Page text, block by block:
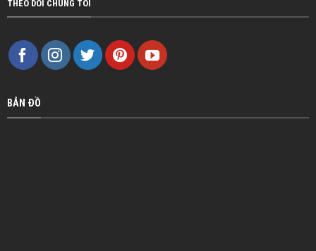
THEO DÕI CHÚNG TÔI
BẢN ĐỒ